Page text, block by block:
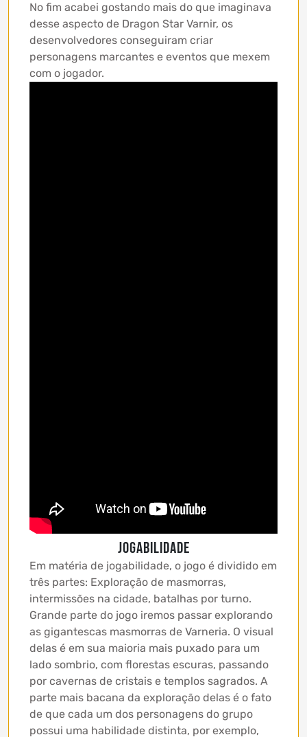
No fim acabei gostando mais do que imaginava
desse aspecto de Dragon Star Varnir, os
desenvolvedores conseguiram criar
personagens marcantes e eventos que mexem
com o jogador.
JOGABILIDADE
Em matéria de jogabilidade, o jogo é dividido em
três partes: Exploração de masmorras,
intermissões na cidade, batalhas por turno.
Grande parte do jogo iremos passar explorando
as gigantescas masmorras de Varneria. O visual
delas é em sua maioria mais puxado para um
lado sombrio, com florestas escuras, passando
por cavernas de cristais e templos sagrados. A
parte mais bacana da exploração delas é o fato
de que cada um dos personagens do grupo
possui uma habilidade distinta, por exemplo,